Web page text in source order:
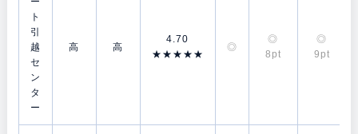
ト
引
越
セ
ン
タ
ー
高 高
4.70
★★★★★
◎
◎
8pt
◎
9pt